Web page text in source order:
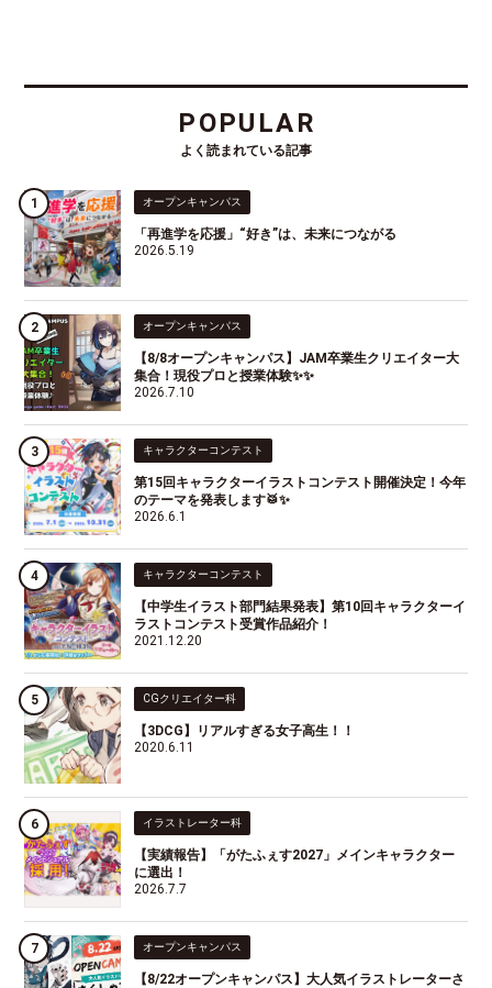
POPULAR
よく読まれている記事
オープンキャンパス
「再進学を応援」“好き”は、未来につながる
2026.5.19
オープンキャンパス
【8/8オープンキャンパス】JAM卒業生クリエイター大
集合！現役プロと授業体験✨✨
2026.7.10
キャラクターコンテスト
第15回キャラクターイラストコンテスト開催決定！今年
のテーマを発表します🥁✨
2026.6.1
キャラクターコンテスト
【中学生イラスト部門結果発表】第10回キャラクターイ
ラストコンテスト受賞作品紹介！
2021.12.20
CGクリエイター科
【3DCG】リアルすぎる女子高生！！
2020.6.11
イラストレーター科
【実績報告】「がたふぇす2027」メインキャラクター
に選出！
2026.7.7
オープンキャンパス
【8/22オープンキャンパス】大人気イラストレーターさ